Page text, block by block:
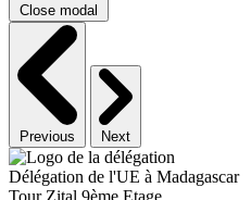
Close modal
Previous Next
Délégation de l'UE à Madagascar
Tour Zital 9ème Etage